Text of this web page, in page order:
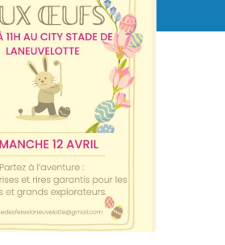
Menu